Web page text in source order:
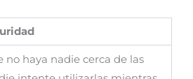
no haya nadie cerca de las